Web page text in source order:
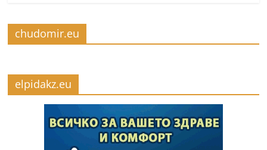
chudomir.eu
elpidakz.eu